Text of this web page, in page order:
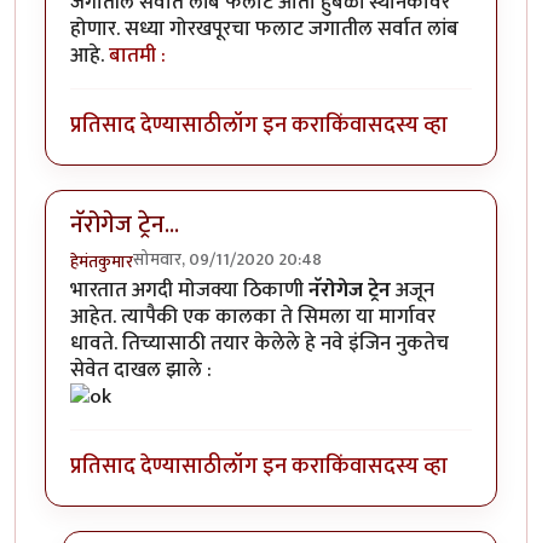
होणार. सध्या गोरखपूरचा फलाट जगातील सर्वात लांब
आहे.बातमी :
प्रतिसाद देण्यासाठीलॉग इन कराकिंवासदस्य व्हा
नॅरोगेज ट्रेन...
हेमंतकुमारसोमवार, 09/11/2020 20:48
भारतात अगदी मोजक्या ठिकाणीनॅरोगेज ट्रेनअजून
आहेत. त्यापैकी एक कालका ते सिमला या मार्गावर
धावते. तिच्यासाठी तयार केलेले हे नवे इंजिन नुकतेच
सेवेत दाखल झाले :
प्रतिसाद देण्यासाठीलॉग इन कराकिंवासदस्य व्हा